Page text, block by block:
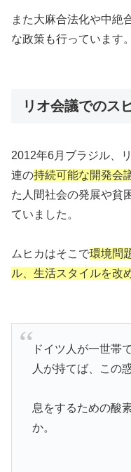
また大麻合法化や中絶
な政策も行っています。
リオ会議でのス
2012年6月ブラジル、
連の持続可能な開発会
た人間社会の発展や貧
ていました。
ムヒカはそこで環境問
ル、生活スタイルを改
ドイツ人が一世帯
人が持てば、この
息をするための酸
か。